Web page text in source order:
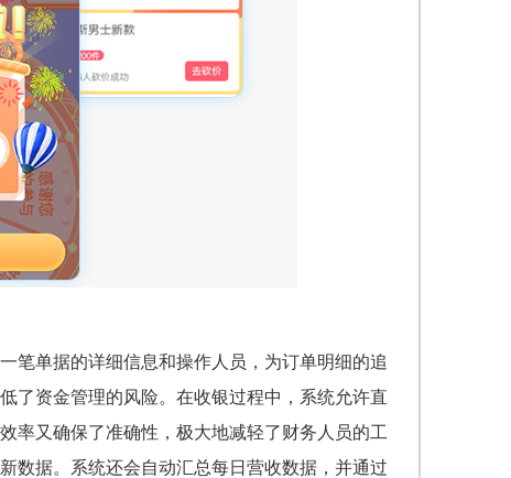
笔单据的详细信息和操作人员，为订单明细的追
了资金管理的风险。在收银过程中，系统允许直
率又确保了准确性，极大地减轻了财务人员的工
数据。系统还会自动汇总每日营收数据，并通过